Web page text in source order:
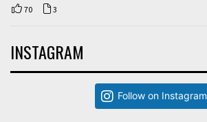
70 3
INSTAGRAM
Follow on Instagram